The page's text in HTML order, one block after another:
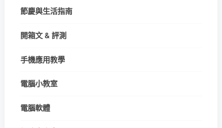
節慶與生活指南
開箱文 & 評測
手機應用教學
電腦小教室
電腦軟體